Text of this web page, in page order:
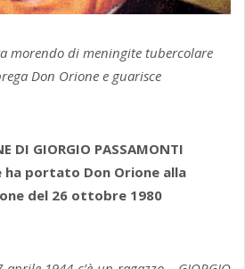
morendo di meningite tubercolare
Don Orione e guarisce
DI GIORGIO PASSAMONTI
ha portato Don Orione alla
del 26 ottobre 1980